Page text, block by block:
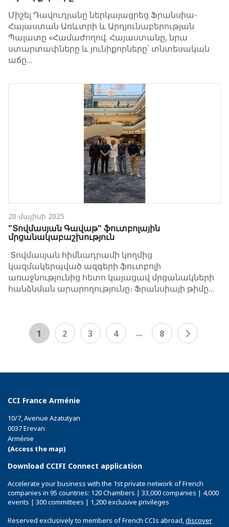
Միշել Դավուդյանը ներկայացրեց Ֆրանսիա-
Հայաստան Առևտրի և Արդյունաբերության
Պալատը «Համաժողով. Հայաստանը, նրա
ստարտափները և յունիքորները՝ տնտեսական
աճը…
20 մայիսի 2025
"Տովմասյան Գավաթ" ֆուտբոլային
մրցանակաբաշխություն
Տովմասյան հիմնադրամի կողմից
կազմակերպված ազգերի ֆուտբոլի
առաջնությունից հետո կայացավ մրցանակների
հանձնման արարողությունը։ Ֆրանսիայի թիմը…
1 2 3 4 ... 8
CCI France Arménie
10/7, Avenue Azatutyan
0037 Erevan
Arménie
(Access the map)
Download CCIFI Connect application
Accelerate your business with the 1st private network of French
companies in 95 countries: 120 Chambers | 33,000 companies | 4,000
events | 300 committees | 1,200 exclusive privileges
Reserved exclusively to members of French CCIs abroad,discover